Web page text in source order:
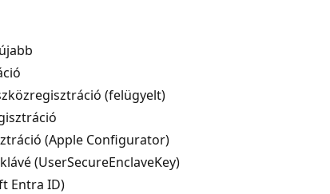
(felügyelt)
(Apple Configurator)
(UserSecureEnclaveKey)
Entra ID)